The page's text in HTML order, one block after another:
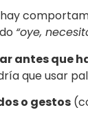
“oye,
antes que
que usar
o gestos